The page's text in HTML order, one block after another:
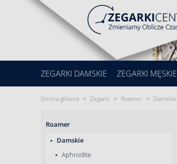
ZEGARKI DAMSKIE ZEGARKI MĘSKIE
Strona główna » Zegarki » Roamer » Damskie
Roamer
Damskie
Aphrodite